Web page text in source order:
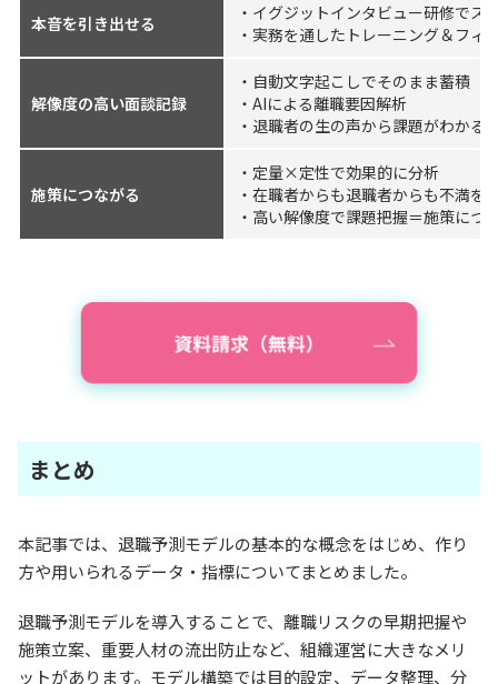
本音を引き出せる
・イグジットインタビュー研修でス
・実務を通したトレーニング＆フィ
解像度の高い面談記録
・自動文字起こしでそのまま蓄積
・AIによる離職要因解析
・退職者の生の声から課題がわかる
施策につながる
・定量×定性で効果的に分析
・在職者からも退職者からも不満を
・高い解像度で課題把握＝施策につ
まとめ
本記事では、退職予測モデルの基本的な概念をはじめ、作り
方や用いられるデータ・指標についてまとめました。
退職予測モデルを導入することで、離職リスクの早期把握や
施策立案、重要人材の流出防止など、組織運営に大きなメリ
ットがあります。モデル構築では目的設定、データ整理、分